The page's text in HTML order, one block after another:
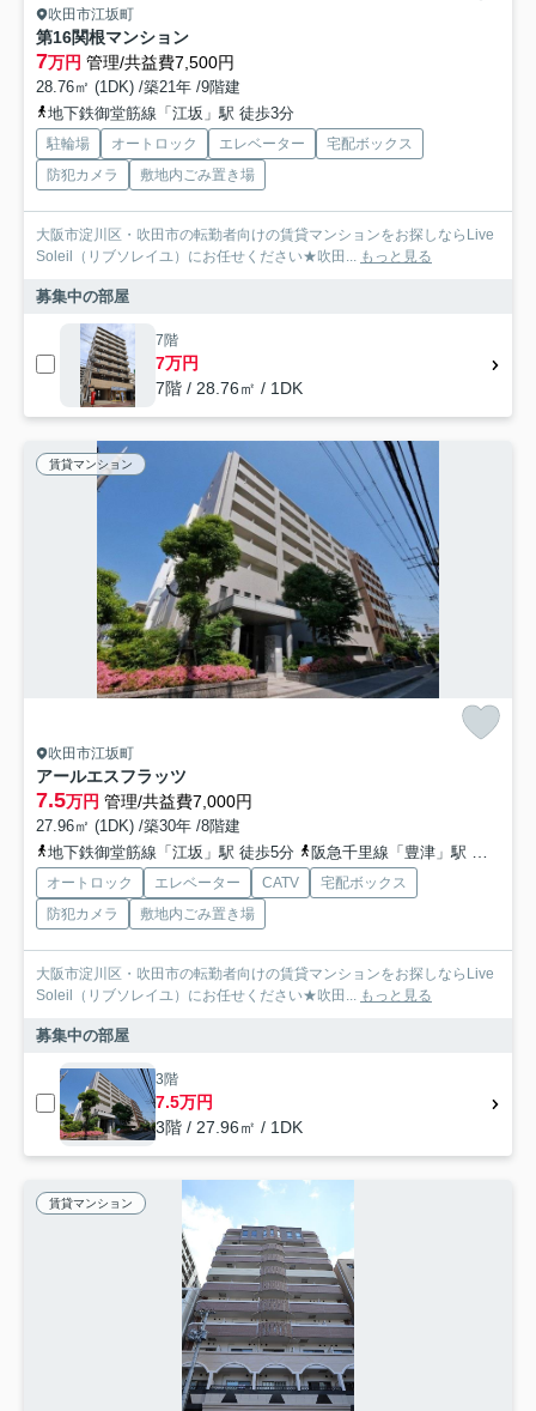
吹田市江坂町
第16関根マンション
7万円 管理/共益費7,500円
28.76㎡ (1DK) /築21年 /9階建
地下鉄御堂筋線「江坂」駅 徒歩3分
駐輪場 オートロック エレベーター
宅配ボックス
防犯カメラ
敷地内ごみ置き場
大阪市淀川区・吹田市の転勤者向けの賃貸マンションをお探しならLive
Soleil（リブソレイユ）にお任せください★吹田...
もっと見る
募集中の部屋
7階
7万円
7階 / 28.76㎡ / 1DK
賃貸マンション
吹田市江坂町
アールエスフラッツ
7.5万円 管理/共益費7,000円
27.96㎡ (1DK) /築30年 /8階建
地下鉄御堂筋線「江坂」駅 徒歩5分
阪急千里線「豊津」駅 徒歩15分
オートロック エレベーター CATV
宅配ボックス
防犯カメラ
敷地内ごみ置き場
大阪市淀川区・吹田市の転勤者向けの賃貸マンションをお探しならLive
Soleil（リブソレイユ）にお任せください★吹田...
もっと見る
募集中の部屋
3階
7.5万円
3階 / 27.96㎡ / 1DK
賃貸マンション